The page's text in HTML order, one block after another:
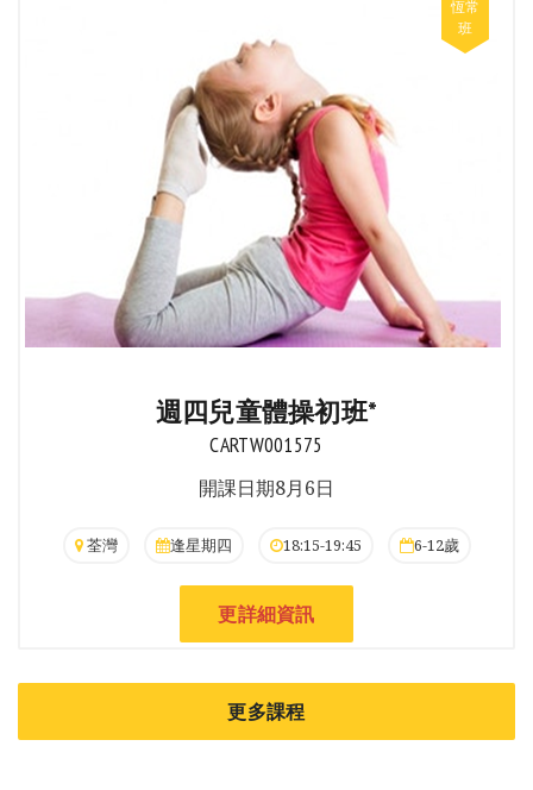
週四兒童體操初班*
CARTW001575
開課日期8月6日
荃灣 逢星期四 18:15-19:45 6-12歲
更詳細資訊
更多課程